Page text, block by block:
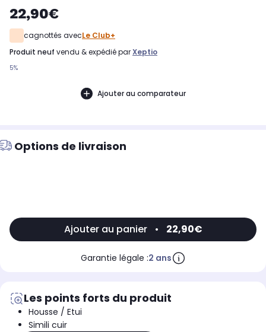
22,90€
cagnottés avecLe Club+
produit neuf vendu & expédié parXeptio
5%
Ajouter au comparateur
Options de livraison
Ajouter au panier • 22,90€
Garantie légale :2 ans
Les points forts du produit
Housse / Etui
Simili cuir